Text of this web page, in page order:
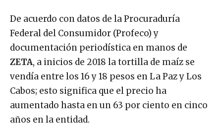
De acuerdo con datos de la Procuraduría
Federal del Consumidor (Profeco) y
documentación periodística en manos de
ZETA, a inicios de 2018 la tortilla de maíz se
vendía entre los 16 y 18 pesos en La Paz y Los
Cabos; esto significa que el precio ha
aumentado hasta en un 63 por ciento en cinco
años en la entidad.